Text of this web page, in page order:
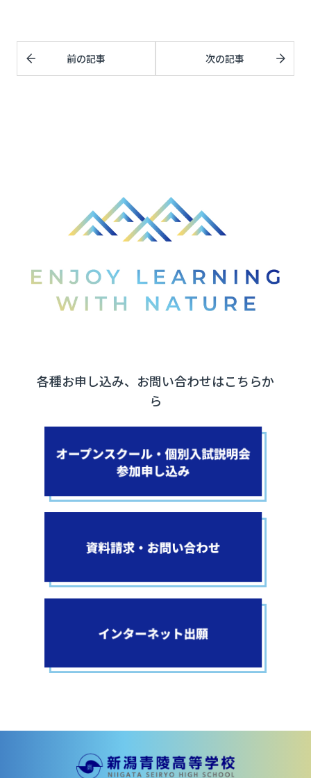
前の記事 次の記事
各種お申し込み、お問い合わせはこちらか
ら